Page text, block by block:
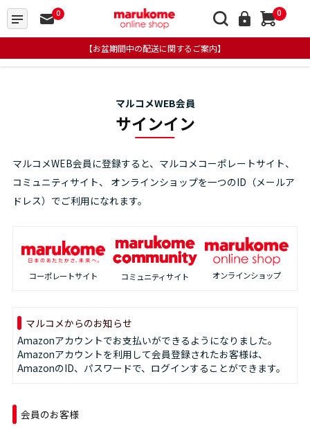
0 0
【お盆期間中の配送に関するご案内】
マルコメWEB会員
サインイン
マルコメWEB会員に登録すると、マルコメコーポレートサイト、
コミュニティサイト、
オンラインショップを一つのID（メールア
ドレス）でご利用になれます。
コーポレートサイト コミュニティサイト オンラインショップ
マルコメからのお知らせ
Amazonアカウントでお支払いができるようになりました。
Amazonアカウントを利用して会員登録されたお客様は、
AmazonのID、パスワードで、ログインすることができます。
会員のお客様